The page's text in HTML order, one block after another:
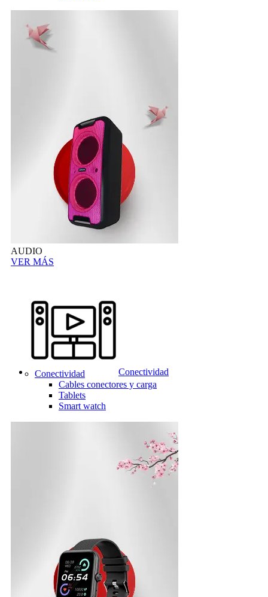
AUDIO
VER MÁS
Conectividad
Conectividad
Cables conectores y carga
Tablets
Smart watch